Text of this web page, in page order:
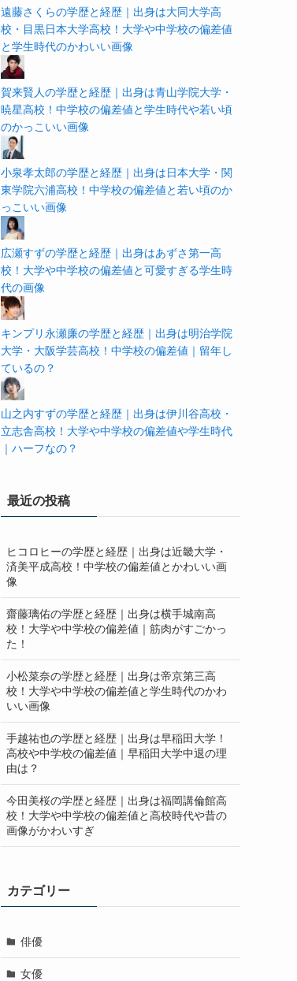
遠藤さくらの学歴と経歴｜出身は大同大学高
校・目黒日本大学高校！大学や中学校の偏差値
と学生時代のかわいい画像
賀来賢人の学歴と経歴｜出身は青山学院大学・
暁星高校！中学校の偏差値と学生時代や若い頃
のかっこいい画像
小泉孝太郎の学歴と経歴｜出身は日本大学・関
東学院六浦高校！中学校の偏差値と若い頃のか
っこいい画像
広瀬すずの学歴と経歴｜出身はあずさ第一高
校！大学や中学校の偏差値と可愛すぎる学生時
代の画像
キンプリ永瀬廉の学歴と経歴｜出身は明治学院
大学・大阪学芸高校！中学校の偏差値｜留年し
ているの？
山之内すずの学歴と経歴｜出身は伊川谷高校・
立志舎高校！大学や中学校の偏差値や学生時代
｜ハーフなの？
最近の投稿
ヒコロヒーの学歴と経歴｜出身は近畿大学・
済美平成高校！中学校の偏差値とかわいい画
像
齋藤璃佑の学歴と経歴｜出身は横手城南高
校！大学や中学校の偏差値｜筋肉がすごかっ
た！
小松菜奈の学歴と経歴｜出身は帝京第三高
校！大学や中学校の偏差値と学生時代のかわ
いい画像
手越祐也の学歴と経歴｜出身は早稲田大学！
高校や中学校の偏差値｜早稲田大学中退の理
由は？
今田美桜の学歴と経歴｜出身は福岡講倫館高
校！大学や中学校の偏差値と高校時代や昔の
画像がかわいすぎ
カテゴリー
俳優
女優